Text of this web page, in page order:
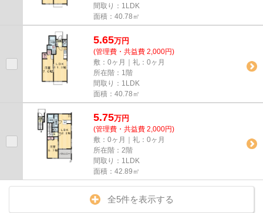
間取り：1LDK
面積：40.78㎡
5.65万円
(管理費・共益費 2,000円)
敷：0ヶ月｜礼：0ヶ月
所在階：1階
間取り：1LDK
面積：40.78㎡
5.75万円
(管理費・共益費 2,000円)
敷：0ヶ月｜礼：0ヶ月
所在階：2階
間取り：1LDK
面積：42.89㎡
全5件を表示する